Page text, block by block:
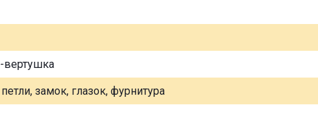
вертушка
замок, глазок, фурнитура